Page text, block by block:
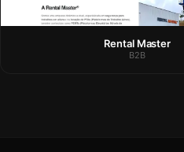
Rental Master
B2B